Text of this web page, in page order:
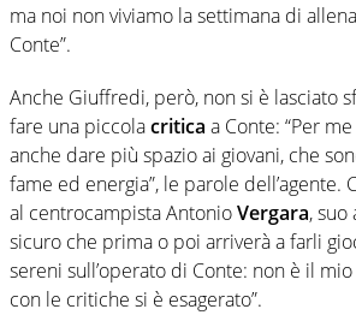
ma noi non viviamo la settimana di
Conte”.
Anche Giuffredi, però, non si è lasciato
fare una piccolacritica a Conte: “Per
anche dare più spazio ai giovani, che
fame ed energia”, le parole
al centrocampista AntonioVergara, suo
sicuro che prima o poi arriverà a farli
sereni sull’operato di Conte: non è il
con le critiche si è esagerato”.